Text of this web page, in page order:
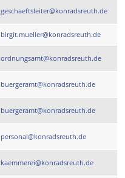
geschaeftsleiter@konradsreuth.de
birgit.mueller@konradsreuth.de
ordnungsamt@konradsreuth.de
buergeramt@konradsreuth.de
buergeramt@konradsreuth.de
personal@konradsreuth.de
kaemmerei@konradsreuth.de